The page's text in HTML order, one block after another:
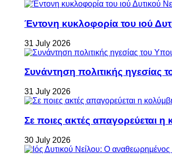
Έντονη κυκλοφορία του ιού
31 July 2026
Συνάντηση πολιτικής ηγεσίας
31 July 2026
Σε ποιες ακτές απαγορεύεται
30 July 2026